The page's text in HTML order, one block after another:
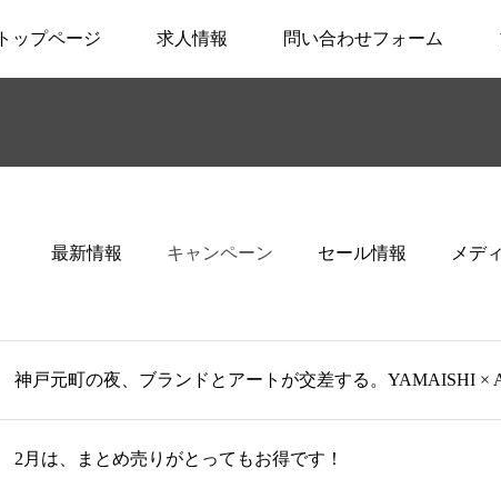
トップページ 求人情報 問い合わせフォーム
最新情報 キャンペーン セール情報 メデ
神戸元町の夜、ブランドとアートが交差する。YAMAISHI ×
2月は、まとめ売りがとってもお得です！